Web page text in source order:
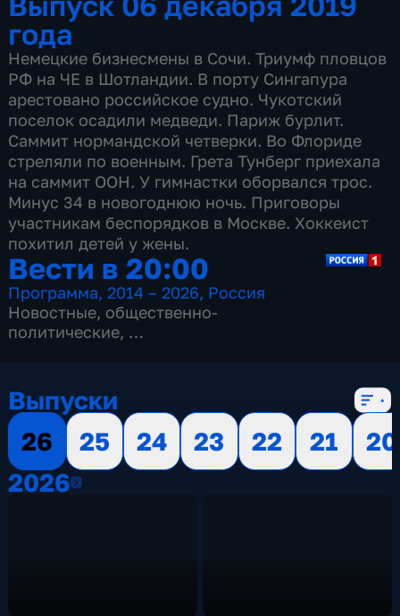
года
Немецкие бизнесмены в Сочи. Триумф пловцов
РФ на ЧЕ в Шотландии. В порту Сингапура
арестовано российское судно. Чукотский
поселок осадили медведи. Париж бурлит.
Саммит нормандской четверки. Во Флориде
стреляли по военным. Грета Тунберг приехала
на саммит ООН. У гимнастки оборвался трос.
Минус 34 в новогоднюю ночь. Приговоры
участникам беспорядков в Москве. Хоккеист
похитил детей у жены.
Вести в 20:00
Программа,2014 – 2026, Россия
Новостные, общественно-
политические,
Выпуски
26
25 24 23 22 21
20
20262026